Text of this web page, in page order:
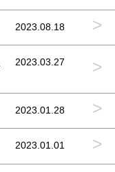
2023.08.18 >
2023.03.27 >
2023.01.28 >
2023.01.01 >